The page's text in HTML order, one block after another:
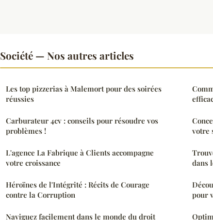
Société — Nos autres articles
Les top pizzerias à Malemort pour des soirées
réussies
Carburateur 4cv : conseils pour résoudre vos
problèmes !
L'agence La Fabrique à Clients accompagne
votre croissance
Héroïnes de l'Intégrité : Récits de Courage
contre la Corruption
Naviguez facilement dans le monde du droit
votre
dans
pour